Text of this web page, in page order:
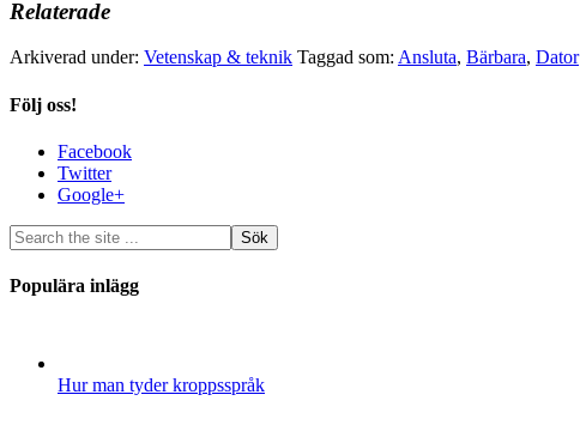
Relaterade
Arkiverad under: Vetenskap & teknik Taggad som: Ansluta, Bärbara, Dator
Följ oss!
Facebook
Twitter
Google+
Populära inlägg
Hur man tyder kroppsspråk